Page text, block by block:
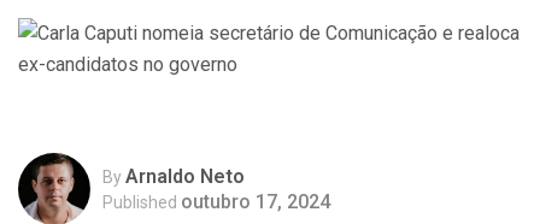
ByArnaldo Neto
Published outubro 17, 2024